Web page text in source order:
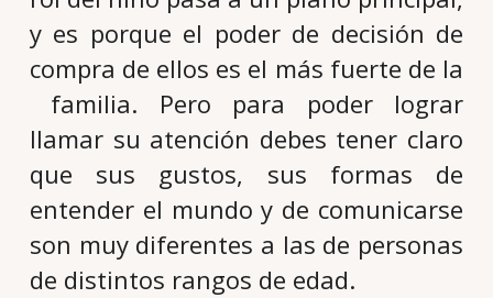
y es porque el poder de decisión de
compra de ellos es el más fuerte de la
familia. Pero para poder lograr
llamar su atención debes tener claro
que sus gustos, sus formas de
entender el mundo y de comunicarse
son muy diferentes a las de personas
de distintos rangos de edad.